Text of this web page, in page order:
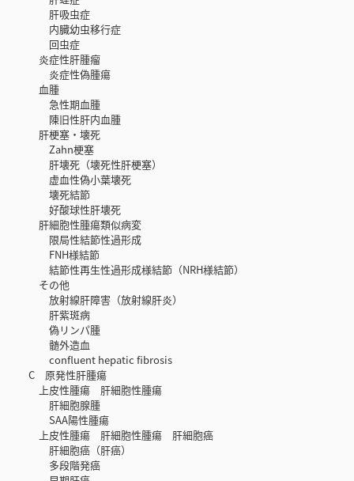
肝吸虫症
内臓幼虫移行症
回虫症
炎症性肝腫瘤
炎症性偽腫瘍
血腫
急性期血腫
陳旧性肝内血腫
肝梗塞・壊死
Zahn梗塞
肝壊死（壊死性肝梗塞）
虚血性偽小葉壊死
壊死結節
好酸球性肝壊死
肝細胞性腫瘍類似病変
限局性結節性過形成
FNH様結節
結節性再生性過形成様結節（NRH様結節）
その他
放射線肝障害（放射線肝炎）
肝紫斑病
偽リンパ腫
髄外造血
confluent hepatic fibrosis
C 原発性肝腫瘍
上皮性腫瘍 肝細胞性腫瘍
肝細胞腺腫
SAA陽性腫瘍
上皮性腫瘍 肝細胞性腫瘍 肝細胞癌
肝細胞癌（肝癌）
多段階発癌